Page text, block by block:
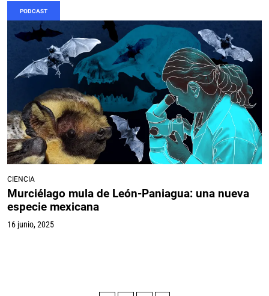
PODCAST
CIENCIA
Murciélago mula de León-Paniagua: una nueva
especie mexicana
16 junio, 2025